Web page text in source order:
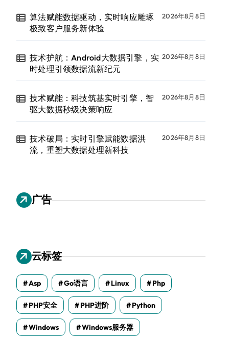
算法赋能数据驱动，实时响应雕琢
极致客户服务新体验
2026年8月8日
技术护航：Android大数据引擎，实
时处理引领数据流新纪元
2026年8月8日
技术赋能：科技筑基实时引擎，智
驱大数据秒级决策响应
2026年8月8日
技术破局：实时引擎赋能数据洪
流，重塑大数据处理新科技
2026年8月8日
广告
云标签
Asp Go语言 Linux Php
PHP安全 PHP进阶 Python
Windows Windows服务器